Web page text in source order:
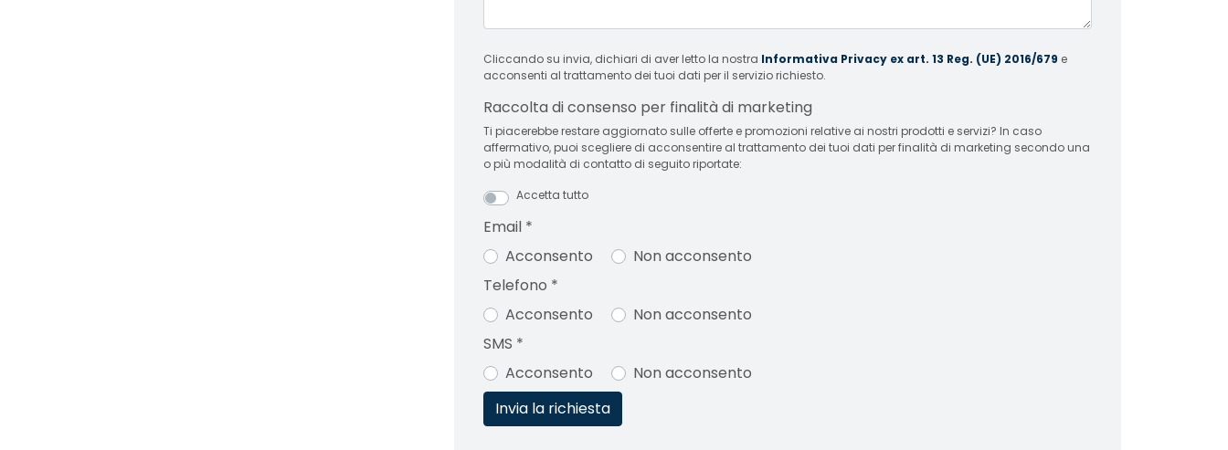
Cliccando su invia, dichiari di aver letto la nostra Informativa Privacy ex art. 13 Reg. (UE) 2016/679 e
acconsenti al trattamento dei tuoi dati per il servizio richiesto.
Raccolta di consenso per finalità di marketing
Ti piacerebbe restare aggiornato sulle offerte e promozioni relative ai nostri prodotti e servizi? In caso
affermativo, puoi scegliere di acconsentire al trattamento dei tuoi dati per finalità di marketing secondo una
o più modalità di contatto di seguito riportate:
Accetta tutto
Email *
Acconsento
Non acconsento
Telefono *
Acconsento
Non acconsento
SMS *
Acconsento
Non acconsento